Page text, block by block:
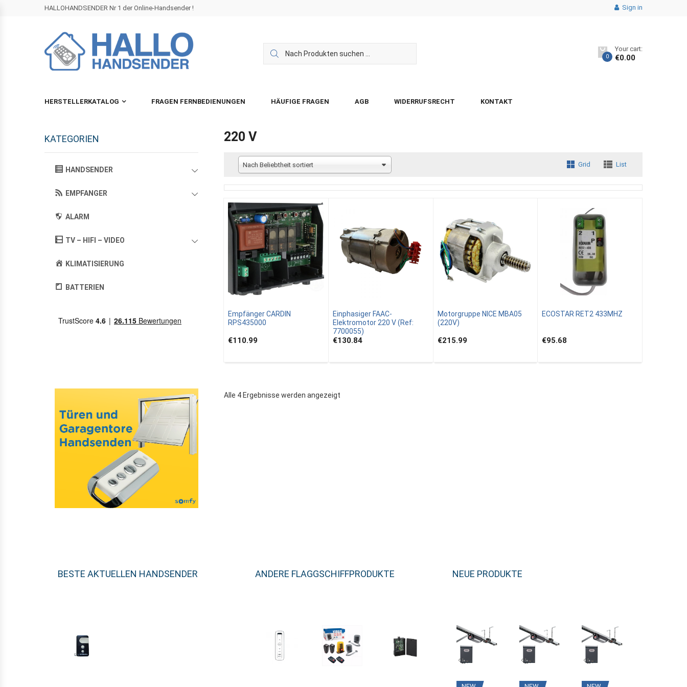
HALLOHANDSENDER Nr 1 der Online-Handsender ! Sign in
0
Your cart:
€0.00
HERSTELLERKATALOG FRAGEN FERNBEDIENUNGEN HÄUFIGE FRAGEN AGB WIDERRUFSRECHT KONTAKT
220 V
Nach Beliebtheit sortiert Grid List
Empfänger CARDIN
RPS435000
€110.99
Einphasiger FAAC-
Elektromotor 220 V (Ref:
7700055)
€130.84
Motorgruppe NICE MBA05
(220V)
€215.99
ECOSTAR RET2 433MHZ
€95.68
Alle 4 Ergebnisse werden angezeigt
KATEGORIEN
HANDSENDER
EMPFANGER
ALARM
TV – HIFI – VIDEO
KLIMATISIERUNG
BATTERIEN
BESTE AKTUELLEN HANDSENDER ANDERE FLAGGSCHIFFPRODUKTE NEUE PRODUKTE